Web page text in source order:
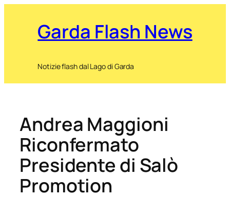
Garda Flash News
Notizie flash dal Lago di Garda
Andrea Maggioni
Riconfermato
Presidente di Salò
Promotion